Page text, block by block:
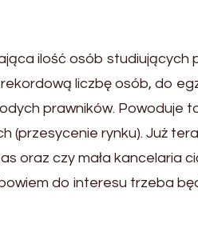
ilość osób studiujących
liczbę osób, do
prawników. Powoduje
(przesycenie rynku). Już
oraz czy mała kancelaria
do interesu trzeba